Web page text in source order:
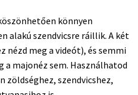
könnyen
alakú szendvicsre ráillik. A két
nézd meg a videót), és semmi
majonéz sem. Használhatod
szendvicshez,